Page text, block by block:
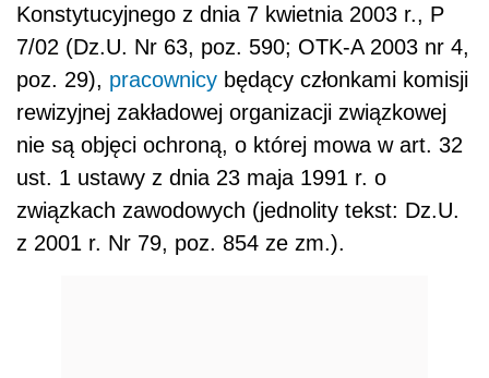
Konstytucyjnego z dnia 7 kwietnia 2003 r., P
7/02 (Dz.U. Nr 63, poz. 590; OTK-A 2003 nr 4,
poz. 29), pracownicy będący członkami komisji
rewizyjnej zakładowej organizacji związkowej
nie są objęci ochroną, o której mowa w art. 32
ust. 1 ustawy z dnia 23 maja 1991 r. o
związkach zawodowych (jednolity tekst: Dz.U.
z 2001 r. Nr 79, poz. 854 ze zm.).